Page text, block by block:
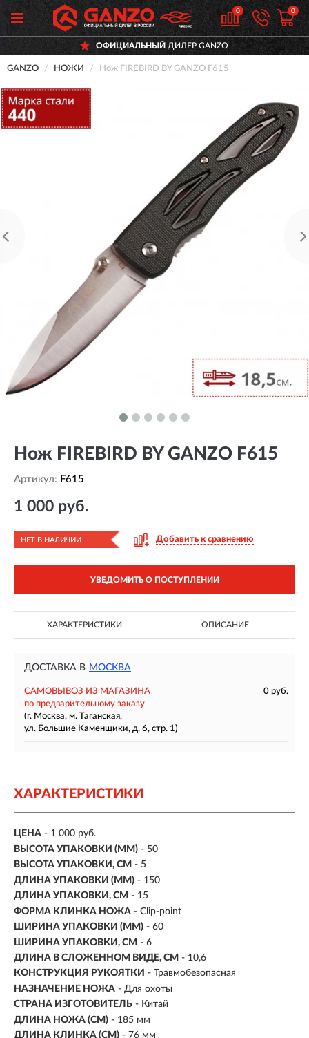
0 0
ОФИЦИАЛЬНЫЙ ДИЛЕР GANZO
GANZO НОЖИ Нож FIREBIRD BY GANZO F615
Нож FIREBIRD BY GANZO F615
Артикул: F615
1 000 руб.
НЕТ В НАЛИЧИИ Добавить к сравнению
УВЕДОМИТЬ О ПОСТУПЛЕНИИ
ХАРАКТЕРИСТИКИ ОПИСАНИЕ
ДОСТАВКА В МОСКВА
САМОВЫВОЗ ИЗ МАГАЗИНА
0 руб.
по предварительному заказу
(г. Москва, м. Таганская,
ул. Большие Каменщики, д. 6, стр. 1)
ХАРАКТЕРИСТИКИ
ЦЕНА - 1 000 руб.
ВЫСОТА УПАКОВКИ (ММ) - 50
ВЫСОТА УПАКОВКИ, СМ - 5
ДЛИНА УПАКОВКИ (ММ) - 150
ДЛИНА УПАКОВКИ, СМ - 15
ФОРМА КЛИНКА НОЖА - Clip-point
ШИРИНА УПАКОВКИ (ММ) - 60
ШИРИНА УПАКОВКИ, СМ - 6
ДЛИНА В СЛОЖЕННОМ ВИДЕ, СМ - 10,6
КОНСТРУКЦИЯ РУКОЯТКИ - Травмобезопасная
НАЗНАЧЕНИЕ НОЖА - Для охоты
СТРАНА ИЗГОТОВИТЕЛЬ - Китай
ДЛИНА НОЖА (СМ) - 185 мм
ДЛИНА КЛИНКА (СМ) - 76 мм